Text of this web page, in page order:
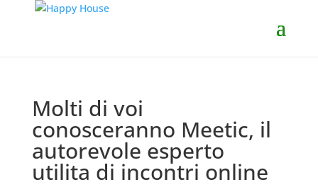
Molti di voi
conosceranno Meetic, il
autorevole esperto
utilita di incontri online